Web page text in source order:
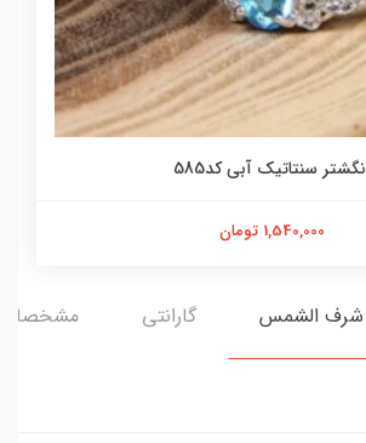
سنتاتیک آبی کد585
1,540,000 تومان
شرف الشمس گارانتی مشخصات